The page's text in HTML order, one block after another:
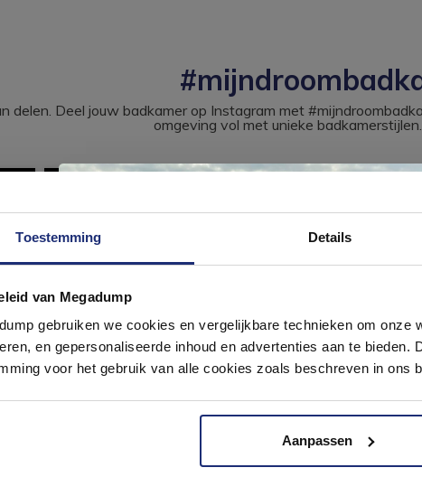
Toestemming Details
van Megadump
gebruiken we cookies en vergelijkbare technieken om onze
en gepersonaliseerde inhoud en advertenties aan te
voor het gebruik van alle cookies zoals beschreven in ons
Aanpassen
delen. Deel jouw badkamer op Instagram met
omgeving vol met unieke
Ontdek 21 complete
Laat je inspireren door 21 volledig ingerichte
compact tot luxe. Onze ervaren adviseurs helpen je
& sanitair direct uit voorraad. Gratis parkeren
Kom langs en ervaar zelf het verschil!